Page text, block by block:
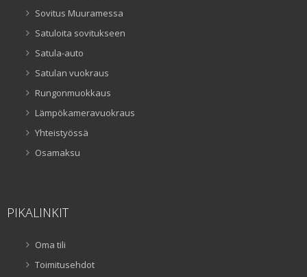
Sovitus Muuramessa
Satuloita sovitukseen
Satula-auto
Satulan vuokraus
Rungonmuokkaus
Lämpökameravuokraus
Yhteistyössä
Osamaksu
PIKALINKIT
Oma tili
Toimitusehdot